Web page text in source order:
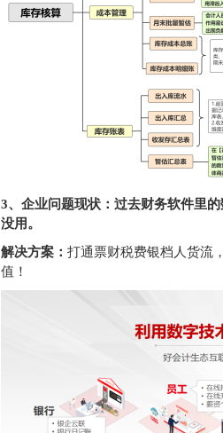
3、企业问题现状：过去财务软件里
没用。
解决方案： 打通票财税费银档人货流
值！